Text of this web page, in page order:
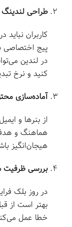
طراحی
کاربران
پیج اختصاصی
در لندین
کنید و نرخ
آماده‌سازی
از بنرها و
هماهنگ و
هیجان‌انگیز
بررسی ظرفیت
در روز بلک
بهتر است از
خطا عمل